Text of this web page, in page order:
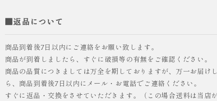
■返品について
商品到着後7日以内にご連絡をお願い致します。
商品が到着しましたら、すぐに破損等の有無をご確認ください。
商品の品質につきましては万全を期しておりますが、万一お届け
ら、商品到着後7日以内にメール・お電話でご連絡ください。
すぐに返品・交換をさせていただきます。（この場合送料は当店